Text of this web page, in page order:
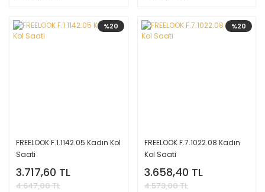
%20
FREELOOK F.1.1142.05 Kadın Kol
Saati
3.717,60 TL
4.647,00 TL
%20
FREELOOK F.7.1022.08 Kadın
Kol Saati
3.658,40 TL
4.573,00 TL